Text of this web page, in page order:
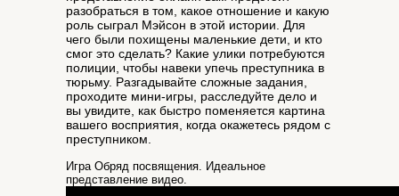
разобраться в том, какое отношение и какую
роль сыграл Мэйсон в этой истории. Для
чего были похищены маленькие дети, и кто
смог это сделать? Какие улики потребуются
полиции, чтобы навеки упечь преступника в
тюрьму. Разгадывайте сложные задания,
проходите мини-игры, расследуйте дело и
вы увидите, как быстро поменяется картина
вашего восприятия, когда окажетесь рядом с
преступником.
Игра Обряд посвящения. Идеальное
представление видео.